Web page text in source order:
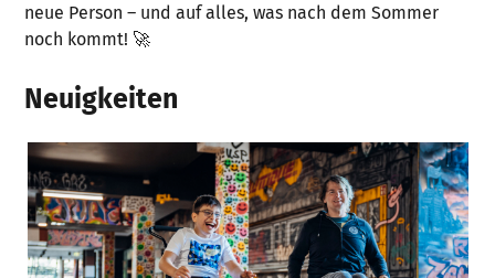
neue Person – und auf alles, was nach dem Sommer
noch kommt! 🚀
Neuigkeiten